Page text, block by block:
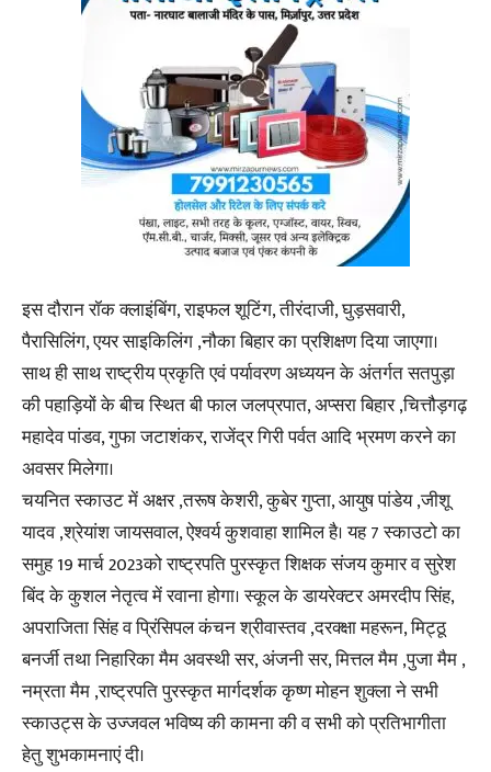
इस दौरान रॉक क्लाइंबिंग, राइफल शूटिंग, तीरंदाजी, घुड़सवारी,
पैरासिलिंग, एयर साइकिलिंग ,नौका बिहार का प्रशिक्षण दिया जाएगा।
साथ ही साथ राष्ट्रीय प्रकृति एवं पर्यावरण अध्ययन के अंतर्गत सतपुड़ा
की पहाड़ियों के बीच स्थित बी फाल जलप्रपात, अप्सरा बिहार ,चित्तौड़गढ़
महादेव पांडव, गुफा जटाशंकर, राजेंद्र गिरी पर्वत आदि भ्रमण करने का
अवसर मिलेगा।
चयनित स्काउट में अक्षर ,तरूष केशरी, कुबेर गुप्ता, आयुष पांडेय ,जीशू
यादव ,श्रेयांश जायसवाल, ऐश्वर्य कुशवाहा शामिल है। यह 7 स्काउटो का
समुह 19 मार्च 2023को राष्ट्रपति पुरस्कृत शिक्षक संजय कुमार व सुरेश
बिंद के कुशल नेतृत्व में रवाना होगा। स्कूल के डायरेक्टर अमरदीप सिंह,
अपराजिता सिंह व प्रिंसिपल कंचन श्रीवास्तव ,दरक्क्षा महरून, मिट्ठू
बनर्जी तथा निहारिका मैम अवस्थी सर, अंजनी सर, मित्तल मैम ,पुजा मैम ,
नम्रता मैम ,राष्ट्रपति पुरस्कृत मार्गदर्शक कृष्ण मोहन शुक्ला ने सभी
स्काउट्स के उज्जवल भविष्य की कामना की व सभी को प्रतिभागीता
हेतु शुभकामनाएं दी।